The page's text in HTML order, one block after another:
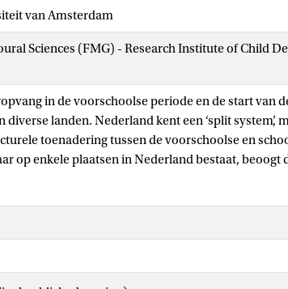
van Amsterdam
Sciences (FMG) - Research Institute of Child
in de voorschoolse periode en de start van
landen. Nederland kent een ‘split system’,
toenadering tussen de voorschoolse en
op enkele plaatsen in Nederland bestaat, beoogt
en onderwijs te versterken en de overgang voor
85 geobserveerde kinderen) is de proceskwaliteit
& CLASS Pre-K: Productiviteit, Educatieve
(inCLASS) en het welbevinden van
interview en vragenlijst voor de betrokken